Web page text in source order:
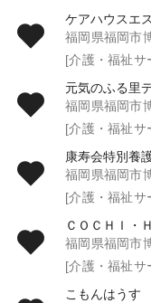
ケアハウスエ
福岡県福岡市
[介護・福祉サ
元気のふる里
福岡県福岡市
[介護・福祉サ
康寿会特別養
福岡県福岡市
[介護・福祉サ
ＣＯＣＨＩ・
福岡県福岡市
[介護・福祉サ
こもんはうす